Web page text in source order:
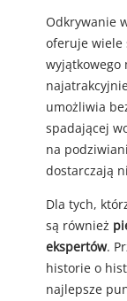
Odkrywanie
oferuje wiele
wyjątkowego
umożliwia
spadającej
na
dostarczają
Dla tych,
są również
ekspertów.
historie o
najlepsze